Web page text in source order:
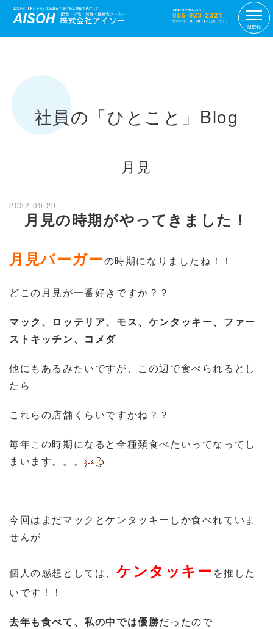
MENU
社員の「ひとこと」Blog
月見
2022.09.20
月見の時期がやってきました！
月見バーガーの時期になりましたね！！
どこの月見が一番好きですか？？
マック、ロッテリア、モス、ケンタッキー、ファー
ストキッチン、コメダ
他にもあるみたいですが、この辺で食べられるとし
たら
これらの店舗くらいですかね？？
毎年この時期になると全種類食べたいってなってし
まいます。。。
今回はまだマックとケンタッキーしか食べれていま
せんが
個人の感想としては、 ケンタッキー を推した
いです！！
去年も食べて、私の中では優勝だったので